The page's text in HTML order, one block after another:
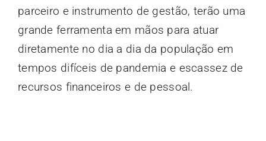
parceiro e instrumento de gestão, terão uma
grande ferramenta em mãos para atuar
diretamente no dia a dia da população em
tempos difíceis de pandemia e escassez de
recursos financeiros e de pessoal.